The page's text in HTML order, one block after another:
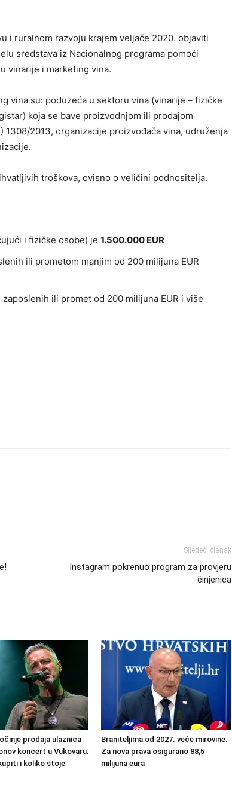
i ruralnom razvoju krajem veljače 2020. objaviti
sredstava iz Nacionalnog programa pomoći
vinarije i marketing vina.
vina su: poduzeća u sektoru vina (vinarije – fizičke
koja se bave proizvodnjom ili prodajom
1308/2013, organizacije proizvođača vina, udruženja
troškova, ovisno o veličini podnositelja.
i fizičke osobe) je 1.500.000 EUR
ili prometom manjim od 200 milijuna EUR
ili promet od 200 milijuna EUR i više
Sljedeći članak
Instagram pokrenuo program za provjeru
činjenica
prodaja ulaznica
koncert u Vukovaru:
i koliko stoje
Braniteljima od 2027. veće mirovine:
Za nova prava osigurano 88,5
milijuna eura